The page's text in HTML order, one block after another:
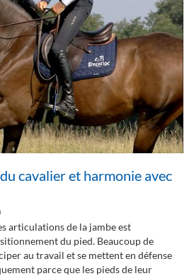
cavalier et harmonie avec
articulations de la jambe est
du pied. Beaucoup de
au travail et se mettent en défense
parce que les pieds de leur